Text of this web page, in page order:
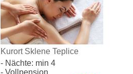
Kurort Sklene Teplice
- Nächte: min 4
- Vollpension